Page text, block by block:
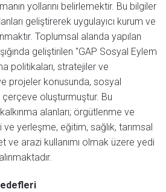
yollarını belirlemektir. Bu bilgiler
geliştirerek uygulayıcı kurum ve
Toplumsal alanda yapılan
geliştirilen "GAP Sosyal Eylem
politikaları, stratejiler ve
projeler konusunda, sosyal
oluşturmuştur. Bu
alanları; örgütlenme ve
ve yerleşme, eğitim, sağlık, tarımsal
ve arazi kullanımı olmak üzere yedi